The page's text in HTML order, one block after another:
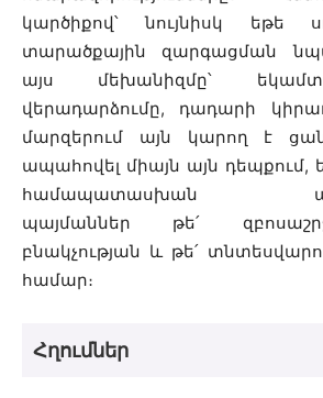
կարծիքով՝ նույնիսկ եթե
տարածքային զարգացման
այս մեխանիզմը՝
վերադարձումը, դադարի
մարզերում այն կարող է
ապահովել միայն այն
համապատասխան
պայմաններ թե՛
բնակչության և թե՛
համար։
Հղումներ